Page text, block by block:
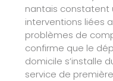
nantais
interventions liées
problèmes de
confirme que le
domicile s’installe
service de